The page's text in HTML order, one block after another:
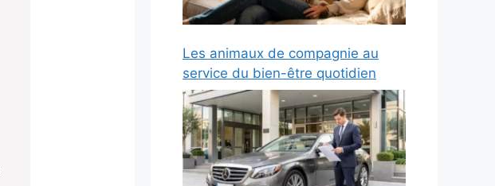
Les animaux de compagnie au
service du bien-être quotidien